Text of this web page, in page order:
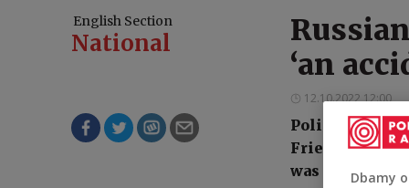
English Section
National
‘an
12.10.2022 12:00
Polish
Friendship
was likelyDbamy